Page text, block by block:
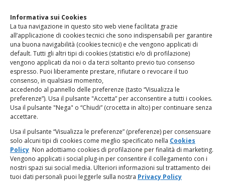
Informativa sui Cookies
La tua navigazione in questo sito web viene facilitata grazie
all’applicazione di cookies tecnici che sono indispensabili per garantire
una buona navigabilità (cookies tecnici) e che vengono applicati di
default. Tutti gli altri tipi di cookies (statistici e/o di profilazione)
vengono applicati da noi o da terzi soltanto previo tuo consenso
espresso. Puoi liberamente prestare, rifiutare o revocare il tuo
consenso, in qualsiasi momento,
accedendo al pannello delle preferenze (tasto “Visualizza le
preferenze”). Usa il pulsante "Accetta” per acconsentire a tutti i cookies.
Usa il pulsante "Nega" o “Chiudi” (crocetta in alto) per continuare senza
accettare.
Usa il pulsante “Visualizza le preferenze” (preferenze) per consensuare
solo alcuni tipi di cookies come meglio specificato nella Cookies
Policy Non adottiamo cookies di profilazione per finalità di marketing.
Vengono applicati i social plug-in per consentire il collegamento con i
nostri spazi sui social media. Ulteriori informazioni sul trattamento dei
tuoi dati personali puoi leggerle sulla nostra Privacy Policy
www.odg.toscana.it – testata registrata presso il Tribunale di
Firenze al nr. 5208 dell’ 08.10.2002. Direttore responsabile:
Giampaolo Marchini – C.F. 80005790482
LINK UTILI
PagoPA
Privacy Policy
Regolamento categorie particolari di dati personali e dati
giudiziari
Amministrazione Trasparente